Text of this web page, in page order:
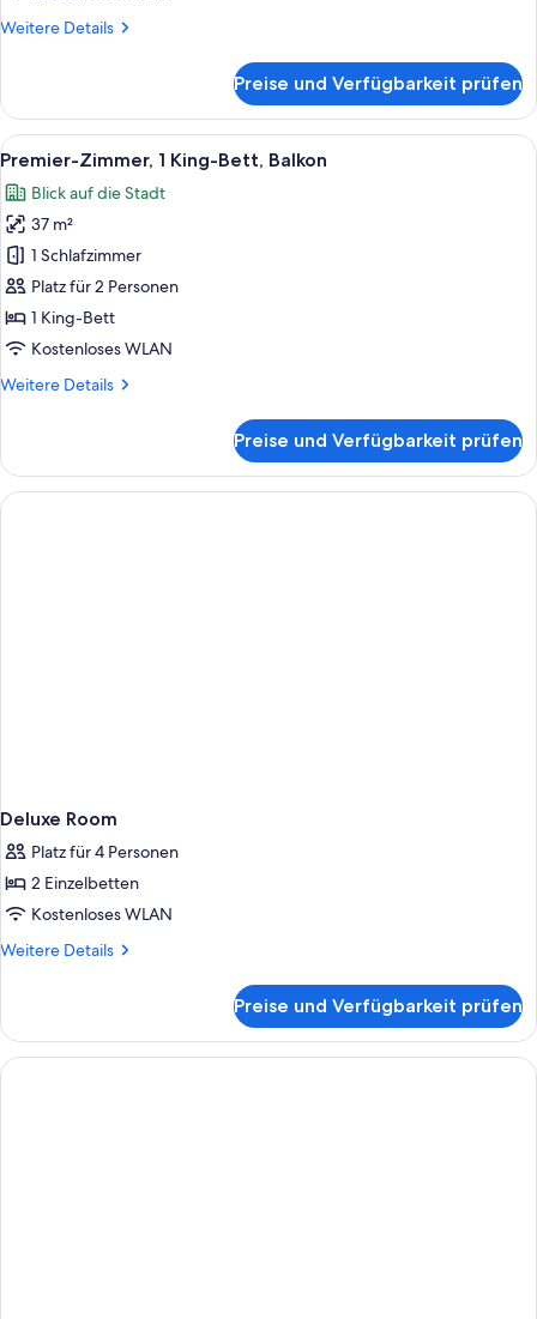
Weitere Details
Weitere
Doppelzimmer
Preise und Verfügbarkeit prüfen
Alle
Fotos
für
Premier-
Zimmer,
1 King-
Bett,
Balkon
Ein Hotelzimmer mit einem großen
5
Premier-Zimmer, 1 King-Bett, Balkon
Blick auf die Stadt
37 m²
1 Schlafzimmer
Platz für 2 Personen
1 King-Bett
Kostenloses WLAN
Weitere Details
Weitere
Zimmer,
1 King-
Bett,
Preise und Verfügbarkeit prüfen
Deluxe Room
Platz für 4 Personen
2 Einzelbetten
Kostenloses WLAN
Weitere Details
Weitere
Room
Preise und Verfügbarkeit prüfen